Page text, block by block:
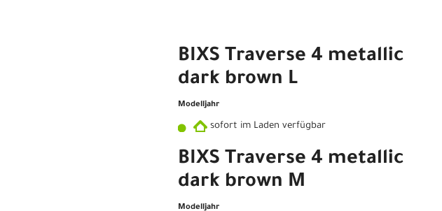
BIXS Traverse 4 metallic
dark brown L
Modelljahr
sofort im Laden verfügbar
BIXS Traverse 4 metallic
dark brown M
Modelljahr